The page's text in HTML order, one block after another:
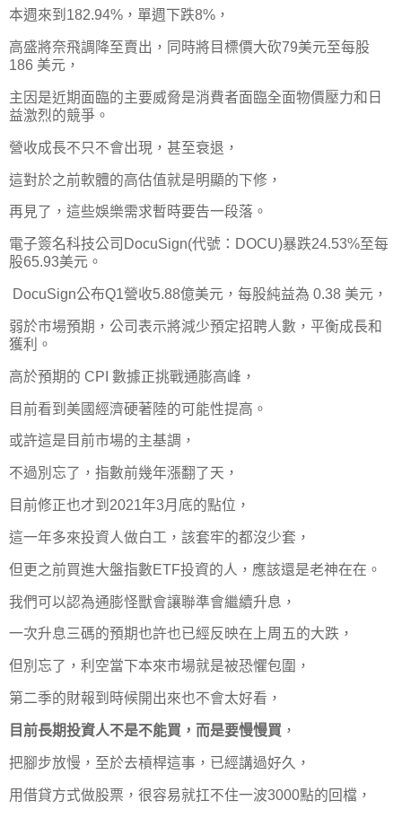
本週來到182.94%，單週下跌8%，
高盛將奈飛調降至賣出，同時將目標價大砍79美元至每股
186 美元，
主因是近期面臨的主要威脅是消費者面臨全面物價壓力和日
益激烈的競爭。
營收成長不只不會出現，甚至衰退，
這對於之前軟體的高估值就是明顯的下修，
再見了，這些娛樂需求暫時要告一段落。
電子簽名科技公司DocuSign(代號：DOCU)暴跌24.53%至每
股65.93美元。
DocuSign公布Q1營收5.88億美元，每股純益為 0.38 美元，
弱於市場預期，公司表示將減少預定招聘人數，平衡成長和
獲利。
高於預期的 CPI 數據正挑戰通膨高峰，
目前看到美國經濟硬著陸的可能性提高。
或許這是目前市場的主基調，
不過別忘了，指數前幾年漲翻了天，
目前修正也才到2021年3月底的點位，
這一年多來投資人做白工，該套牢的都沒少套，
但更之前買進大盤指數ETF投資的人，應該還是老神在在。
我們可以認為通膨怪獸會讓聯準會繼續升息，
一次升息三碼的預期也許也已經反映在上周五的大跌，
但別忘了，利空當下本來市場就是被恐懼包圍，
第二季的財報到時候開出來也不會太好看，
目前長期投資人不是不能買，而是要慢慢買 ，
把腳步放慢，至於去槓桿這事，已經講過好久，
用借貸方式做股票，很容易就扛不住一波3000點的回檔，